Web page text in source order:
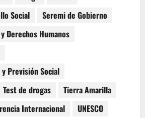
Social
Seremi de Gobierno
Derechos Humanos
Previsión Social
Test de drogas
Tierra Amarilla
Internacional UNESCO